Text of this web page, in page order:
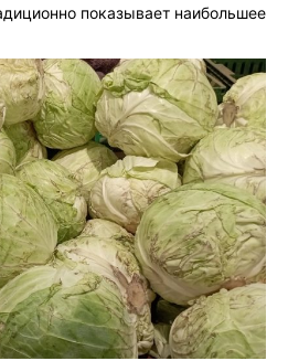
показывает наибольшее